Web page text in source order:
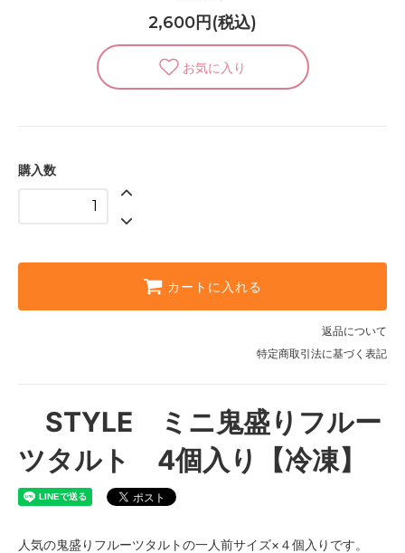
2,600円(税込)
購入数
カートに入れる
返品について
特定商取引法に基づく表記
STYLE ミニ鬼盛りフルー
ツタルト 4個入り【冷凍】
人気の鬼盛りフルーツタルトの一人前サイズ×４個入りです。